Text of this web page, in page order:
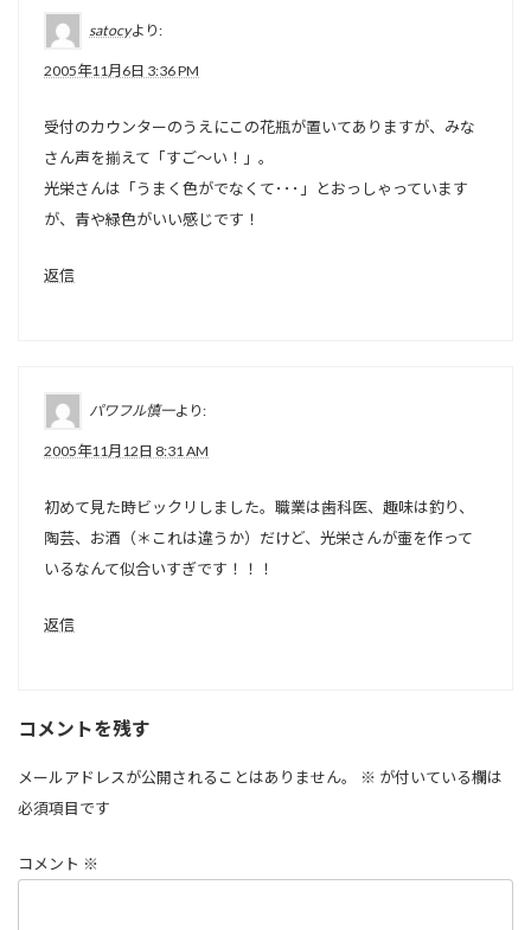
satocyより:
2005年11月6日 3:36 PM
受付のカウンターのうえにこの花瓶が置いてありますが、みな
さん声を揃えて「すご～い！」。
光栄さんは「うまく色がでなくて･･･」とおっしゃっています
が、青や緑色がいい感じです！
返信
パワフル慎一より:
2005年11月12日 8:31 AM
初めて見た時ビックリしました。職業は歯科医、趣味は釣り、
陶芸、お酒（＊これは違うか）だけど、光栄さんが壷を作って
いるなんて似合いすぎです！！！
返信
コメントを残す
メールアドレスが公開されることはありません。 ※ が付いている欄は
必須項目です
コメント ※